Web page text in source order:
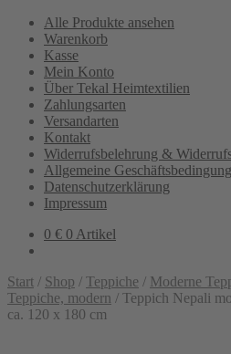
Alle Produkte ansehen
Warenkorb
Kasse
Mein Konto
Über Tekal Heimtextilien
Zahlungsarten
Versandarten
Kontakt
Widerrufsbelehrung &
Allgemeine
Datenschutzerklärung
Impressum
0 € 0 Artikel
Start / Shop / Teppiche / Moderne
Teppiche, modern / Teppich Nepali
ca. 120 x 180 cm